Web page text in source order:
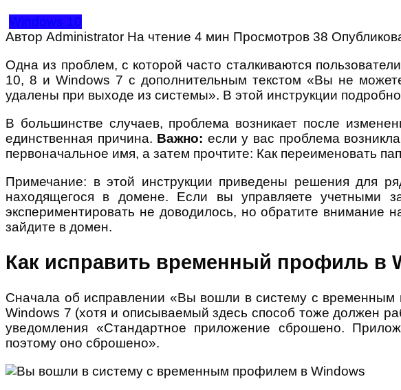
Windows 10
Автор Administrator На чтение 4 мин Просмотров 38
Одна из проблем, с которой часто сталкиваются
10, 8 и Windows 7 с дополнительным текстом «Вы не
удалены при выходе из системы». В этой инструкции
В большинстве случаев, проблема возникает после
единственная причина. Важно: если у вас проблема
первоначальное имя, а затем прочтите: Как переименовать
Примечание: в этой инструкции приведены решения для
находящегося в домене. Если вы управляете учетными
экспериментировать не доводилось, но обратите внимание
зайдите в домен.
Как исправить временный профиль в
Сначала об исправлении «Вы вошли в систему с
Windows 7 (хотя и описываемый здесь способ тоже должен
уведомления «Стандартное приложение сброшено.
поэтому оно сброшено».